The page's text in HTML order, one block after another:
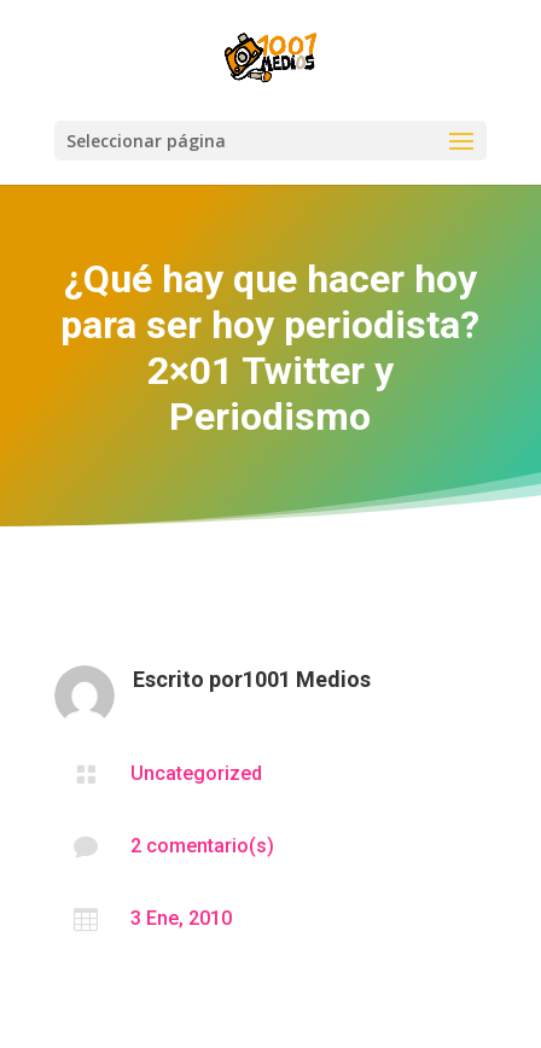
Seleccionar página
¿Qué hay que hacer hoy
para ser hoy periodista?
2×01 Twitter y
Periodismo
Escrito por1001 Medios
 Uncategorized
 2 comentario(s)
 3 Ene, 2010